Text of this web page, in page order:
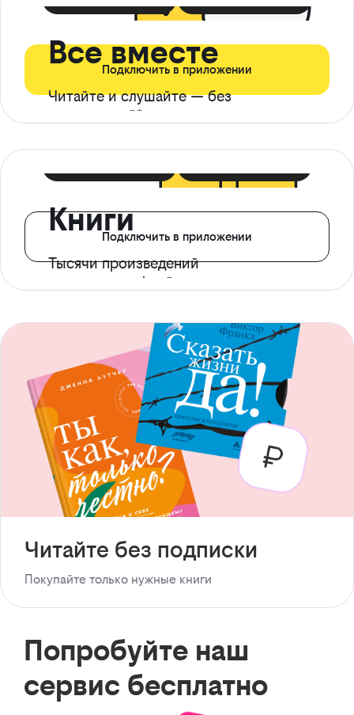
Все вместе
Читайте и слушайте — без
ограничений*
Подключить в приложении
Книги
Тысячи произведений
с доступом офлайн
Подключить в приложении
Читайте без подписки
Покупайте только нужные книги
Попробуйте наш
сервис бесплатно